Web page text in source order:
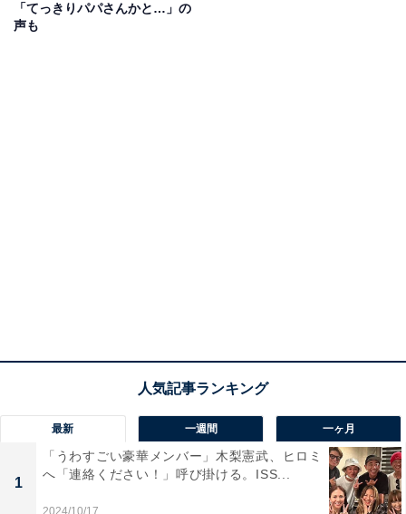
「てっきりパパさんかと…」の
声も
最新 一週間 一ヶ月
1
「うわすごい豪華メンバー」木梨憲武、ヒロミ
へ「連絡ください！」呼び掛ける。ISS...